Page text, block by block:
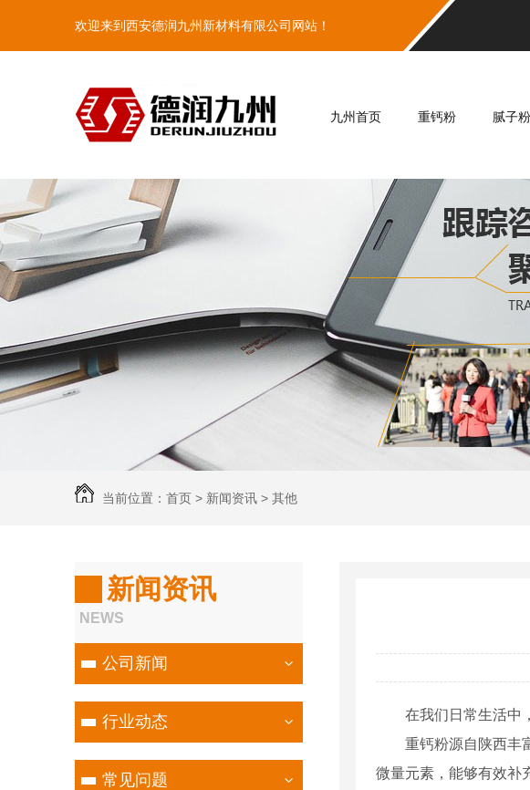
欢迎来到西安德润九州新材料有限公司网站！
九州首页 重钙粉 腻子粉
当前位置： 首页 > 新闻资讯 > 其他
新闻资讯
NEWS
公司新闻
行业动态
常见问题
在我们日常生活中
重钙粉源自陕西丰
微量元素，能够有效补